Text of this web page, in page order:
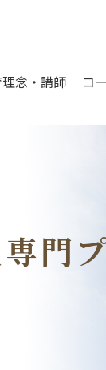
念・講師 コ
門